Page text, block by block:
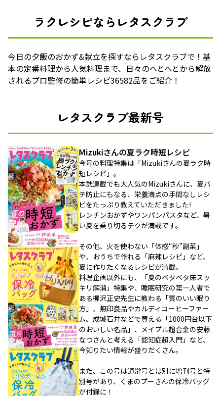
ラクレシピならレタスクラブ
今日の夕飯のおかず&献立を探すならレタスクラブで！基
本の定番料理から人気料理まで、日々のへとへとから解放
されるプロ監修の簡単レシピ36582品をご紹介！
レタスクラブ最新号
Mizukiさんの夏ラク時短レシピ
今号の料理特集は「Mizukiさんの夏ラク時
短レシピ」。
本誌連載でも大人気のMizukiさんに、夏バ
テ防止にもなる、栄養満点の手間なしレシ
ピをたっぷり教えていただきました!
レンチンおかずやワンパンパスタなど、暑
い夏を乗り切るテクが満載です。
その他、火を使わない「体感“秒”副菜」
や、おうちで作れる「麻辣レシピ」など、
夏に作りたくなるレシピが満載。
料理企画以外にも、「夏のベタベタ床スッ
キリ解消」特集や、睡眠研究の第一人者で
ある柳沢正史先生に教わる「質のいい眠り
方」、無印良品やカルディコーヒーファー
ム、成城石井などで買える「1000円台以下
のおいしい名品」、メイプル超合金の安藤
なつさんと考える「認知症超入門」など、
今知りたい情報が盛りだくさん。
また、この号は通常号とは別に増刊号と特
別号があり、くまのプーさんの保冷バッグ
が付録に！